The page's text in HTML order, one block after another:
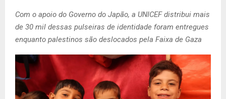
Com o apoio do Governo do Japão, a UNICEF distribui mais
de 30 mil dessas pulseiras de identidade foram entregues
enquanto palestinos são deslocados pela Faixa de Gaza